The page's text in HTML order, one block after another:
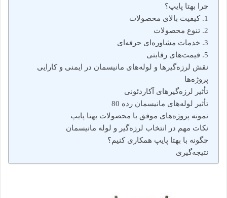
چرا بهتا پایپ؟
1. کیفیت بالای محصولات
2. تنوع محصولات
3. خدمات مشاوره‌ای حرفه‌ای
5. قیمت‌های رقابتی
نقش لرزه‌گیرها و لوله‌های مانیسمان در ایمنی و کارایی
پروژه‌ها
تأثیر لرزه‌گیرهای آکاردئونی
تأثیر لوله‌های مانیسمان رده 80
نمونه پروژه‌های موفق با محصولات بهتا پایپ
نکات مهم در انتخاب لرزه‌گیر و لوله مانیسمان
چگونه با بهتا پایپ همکاری کنیم؟
نتیجه‌گیری